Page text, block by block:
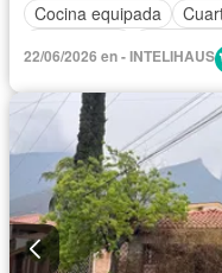
Cocina equipada
Zonas verdes
Sin
22/06/2026 en - INTELIHAUS